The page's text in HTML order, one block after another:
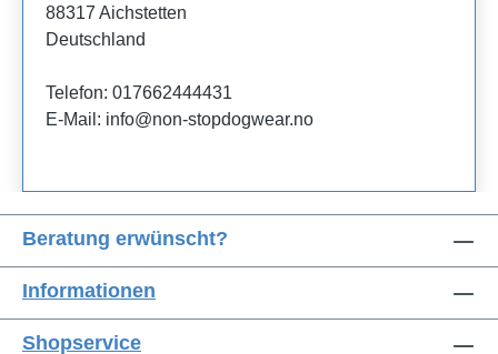
88317 Aichstetten
Deutschland
Telefon: 017662444431
E-Mail: info@non-stopdogwear.no
Beratung erwünscht?
Informationen
Shopservice